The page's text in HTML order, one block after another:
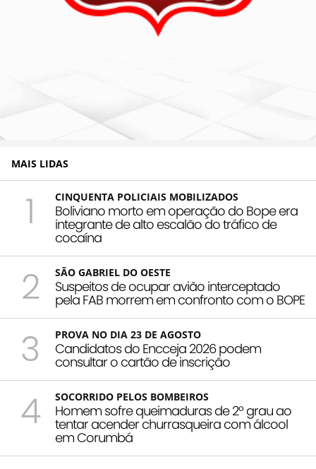
MAIS LIDAS
1 CINQUENTA POLICIAIS MOBILIZADOS
Boliviano morto em operação do Bope era
integrante de alto escalão do tráfico de
cocaína
2 SÃO GABRIEL DO OESTE
Suspeitos de ocupar avião interceptado
pela FAB morrem em confronto com o BOPE
3 PROVA NO DIA 23 DE AGOSTO
Candidatos do Encceja 2026 podem
consultar o cartão de inscrição
4 SOCORRIDO PELOS BOMBEIROS
Homem sofre queimaduras de 2º grau ao
tentar acender churrasqueira com álcool
em Corumbá